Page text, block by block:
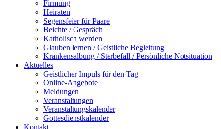
Firmung
Heiraten
Segensfeier für Paare
Beichte /​ Gespräch
Katholisch werden
Glauben lernen / Geistliche Begleitung
Krankensalbung / Sterbefall / Persönliche Notsituation
Aktuelles
Geistlicher Impuls für den Tag
Online-Angebote
Meldungen
Veranstaltungen
Veranstaltungskalender
Gottesdienstkalender
Kontakt